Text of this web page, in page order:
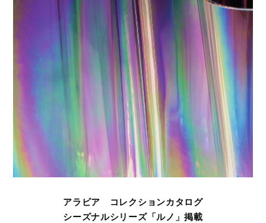
アラビア コレクションカタログ
シーズナルシリーズ「ルノ」掲載